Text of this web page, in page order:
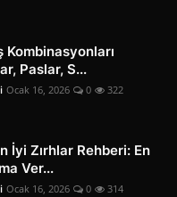
Kombinasyonları
Paslar, S...
Ocak 16, 2026 0 322
İyi Zırhlar Rehberi: En
Ver...
Ocak 16, 2026 0 314